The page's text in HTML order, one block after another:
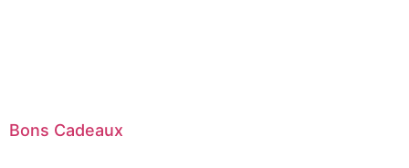
Bons Cadeaux